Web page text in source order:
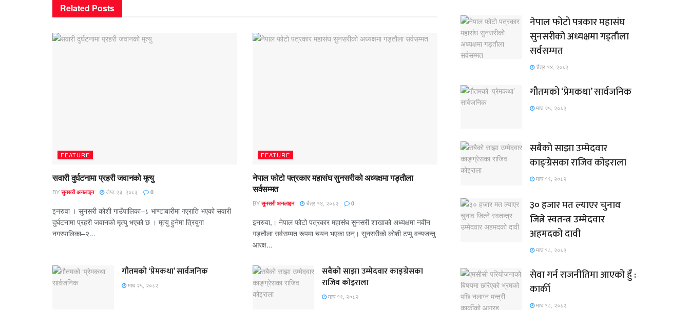
Related Posts
FEATURE
सवारी दुर्घटनामा प्रहरी जवानको मृत्यु
BY सुनसरी अनलाइन जेष्ठ २३, २०८३ 0
इनरुवा । सुनसरी कोशी गाउँपालिका–८ भाण्टाबारीमा गएराति भएको सवारी
दुर्घटनामा प्रहरी जवानको मृत्यु भएको छ । मृत्यु हुनेमा त्रियुगा
नगरपालिका–२...
FEATURE
नेपाल फोटो पत्रकार महासंघ सुनसरीको अध्यक्षमा गड्ताैला
सर्वसम्मत
BY सुनसरी अनलाइन चैत्र १४, २०८२ 0
इनरुवा,। नेपाल फोटो पत्रकार महासंघ सुनसरी शाखाको अध्यक्षमा नवीन
गड्ताैला सर्वसम्मत रूपमा चयन भएका छन्। सुनसरीको काेशी टप्पु वन्यजन्तु
आरक्ष...
गौतमको ‘प्रेमकथा’ सार्वजनिक
माघ २५, २०८२
सबैको साझा उम्मेदवार काङ्ग्रेसका
राजिव कोइराला
माघ १९, २०८२
नेपाल फोटो पत्रकार महासंघ
सुनसरीको अध्यक्षमा गड्ताैला
सर्वसम्मत
चैत्र १४, २०८२
गौतमको ‘प्रेमकथा’ सार्वजनिक
माघ २५, २०८२
सबैको साझा उम्मेदवार
काङ्ग्रेसका राजिव कोइराला
माघ १९, २०८२
३० हजार मत ल्याएर चुनाव
जित्ने स्वतन्त्र उम्मेदवार
अहमदको दावी
माघ १८, २०८२
सेवा गर्न राजनीतिमा आएको हुँ :
कार्की
माघ १८, २०८२